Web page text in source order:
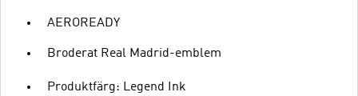
AEROREADY
Broderat Real Madrid-emblem
Produktfärg: Legend Ink